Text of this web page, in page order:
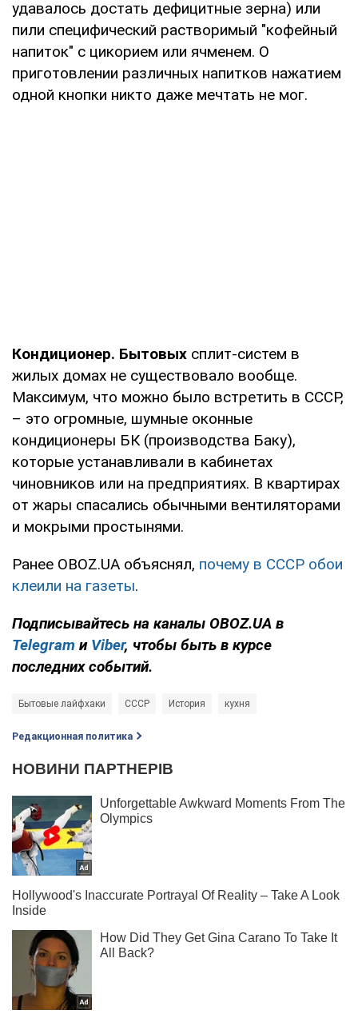
удавалось достать дефицитные зерна) или
пили специфический растворимый "кофейный
напиток" с цикорием или ячменем. О
приготовлении различных напитков нажатием
одной кнопки никто даже мечтать не мог.
Кондиционер. Бытовых сплит-систем в
жилых домах не существовало вообще.
Максимум, что можно было встретить в СССР,
– это огромные, шумные оконные
кондиционеры БК (производства Баку),
которые устанавливали в кабинетах
чиновников или на предприятиях. В квартирах
от жары спасались обычными вентиляторами
и мокрыми простынями.
Ранее OBOZ.UA объяснял, почему в СССР обои
клеили на газеты.
Подписывайтесь на каналы OBOZ.UA в
Telegram и Viber, чтобы быть в курсе
последних событий.
Бытовые лайфхаки СССР История кухня
Редакционная политика